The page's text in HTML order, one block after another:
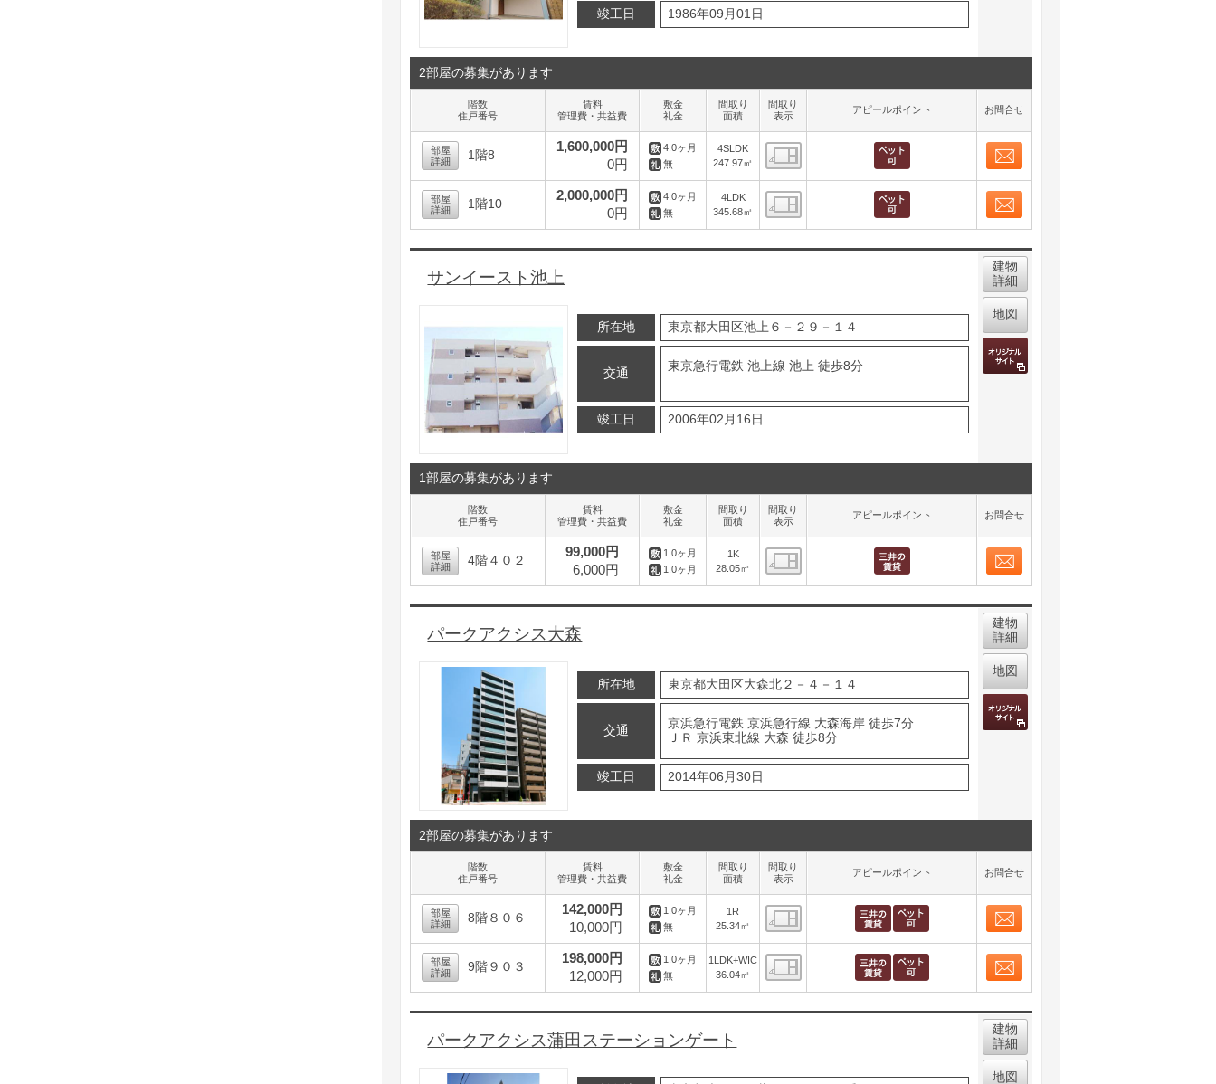
竣工日 1986年09月01日
2部屋の募集があります
階数
住戸番号
賃料
管理費・共益費
敷金
礼金
間取り
面積
間取り
表示
アピールポイント お問合せ
部屋
詳細
1階8
1,600,000円
0円
4.0ヶ月
無
4SLDK
247.97㎡
間取り表示
部屋
詳細
1階10
2,000,000円
0円
4.0ヶ月
無
4LDK
345.68㎡
間取り表示
サンイースト池上
所在地 東京都大田区池上６－２９－１４
交通
東京急行電鉄 池上線 池上 徒歩8分
竣工日 2006年02月16日
建物
詳細
地図
1部屋の募集があります
階数
住戸番号
賃料
管理費・共益費
敷金
礼金
間取り
面積
間取り
表示
アピールポイント お問合せ
部屋
詳細
4階４０２
99,000円
6,000円
1.0ヶ月
1.0ヶ月
1K
28.05㎡
間取り表示
パークアクシス大森
所在地 東京都大田区大森北２－４－１４
交通
京浜急行電鉄 京浜急行線 大森海岸 徒歩7分
ＪＲ 京浜東北線 大森 徒歩8分
竣工日 2014年06月30日
建物
詳細
地図
2部屋の募集があります
階数
住戸番号
賃料
管理費・共益費
敷金
礼金
間取り
面積
間取り
表示
アピールポイント お問合せ
部屋
詳細
8階８０６
142,000円
10,000円
1.0ヶ月
無
1R
25.34㎡
間取り表示
部屋
詳細
9階９０３
198,000円
12,000円
1.0ヶ月
無
1LDK+WIC
36.04㎡
間取り表示
パークアクシス蒲田ステーションゲート
建物
詳細
地図